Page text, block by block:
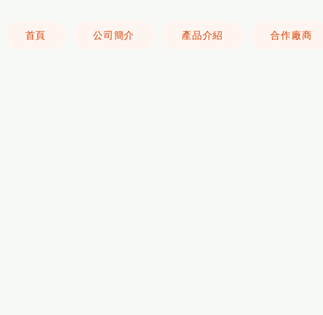
首頁 公司簡介 產品介紹 合作廠商